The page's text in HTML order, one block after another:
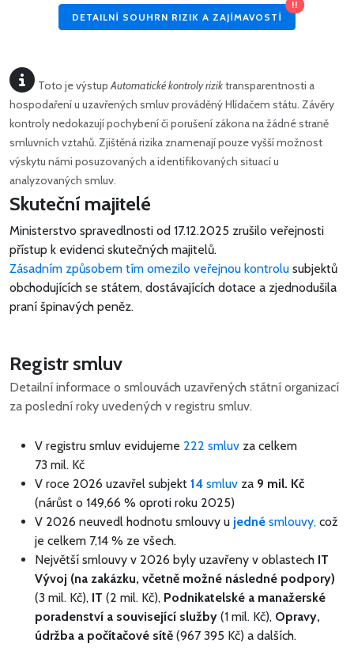
DETAILNÍ SOUHRN RIZIK A ZAJÍMAVOSTÍ
!!
Toto je výstupAutomatické kontroly riziktransparentnosti a
hospodaření u uzavřených smluv prováděný Hlídačem státu. Závěry
kontroly nedokazují pochybení či porušení zákona na žádné straně
smluvních vztahů. Zjištěná rizika znamenají pouze vyšší možnost
výskytu námi posuzovaných a identifikovaných situací u
analyzovaných smluv.
Skuteční majitelé
Ministerstvo spravedlnosti od 17.12.2025 zrušilo veřejnosti
přístup k evidenci skutečných majitelů.
Zásadním způsobem tím omezilo veřejnou kontrolu subjektů
obchodujících se státem, dostávajících dotace a zjednodušila
praní špinavých peněz.
Registr smluv
Detailní informace o smlouvách uzavřených státní organizací
za poslední roky uvedených v registru smluv.
V registru smluv evidujeme 222 smluv za celkem
73 mil. Kč
V roce 2026 uzavřel subjekt 14 smluv za 9 mil. Kč
(nárůst o 149,66 % oproti roku 2025)
V 2026 neuvedl hodnotu smlouvy u jedné smlouvy, což
je celkem 7,14 % ze všech.
Největší smlouvy v 2026 byly uzavřeny v oblastech IT
Vývoj (na zakázku, včetně možné následné podpory)
(3 mil. Kč), IT (2 mil. Kč), Podnikatelské a manažerské
poradenství a související služby (1 mil. Kč), Opravy,
údržba a počítačové sítě (967 395 Kč) a dalších.